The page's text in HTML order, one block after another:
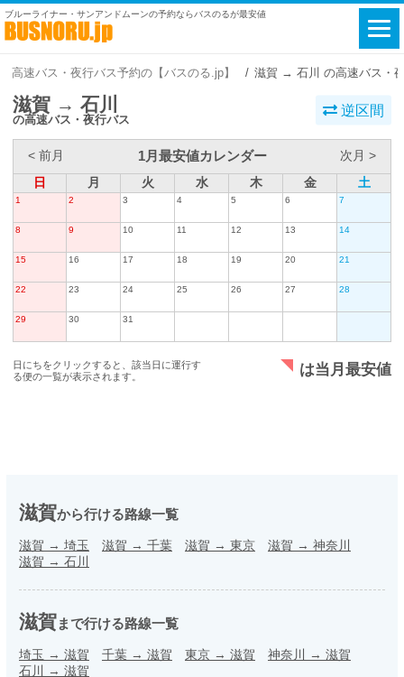
ブルーライナー・サンアンドムーンの予約ならバスのるが最安値
高速バス・夜行バス予約の【バスのる.jp】 滋賀 → 石川 の高速バス・
滋賀 → 石川
の高速バス・夜行バス
逆区間
< 前月 1月最安値カレンダー
次月 >
日
月 火 水 木 金 土
1 2 3 4 5 6 7
8 9 10 11 12 13 14
15 16 17 18 19 20 21
22 23 24 25 26 27 28
29 30 31
日にちをクリックすると、該当日に運行す
る便の一覧が表示されます。
は当月最安値
滋賀から行ける路線一覧
滋賀 → 埼玉 滋賀 → 千葉 滋賀 → 東京 滋賀 → 神奈川
滋賀 → 石川
滋賀まで行ける路線一覧
埼玉 → 滋賀 千葉 → 滋賀 東京 → 滋賀 神奈川 → 滋賀
石川 → 滋賀